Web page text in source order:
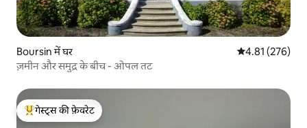
Boursin में घर औसत रेटिंग 5 में से
4.81 (276)
ज़मीन और समुद्र के बीच - ओपल तट
गेस्ट्स का टॉप फ़ेवरेट
गेस्ट्स की फ़ेवरेट